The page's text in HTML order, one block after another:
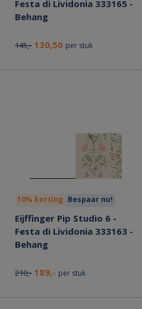
Festa di Lividonia 333165 -
Behang
145,- 130,50 per stuk
10% korting Bespaar nu!
Eijffinger Pip Studio 6 -
Festa di Lividonia 333163 -
Behang
210,- 189,- per stuk